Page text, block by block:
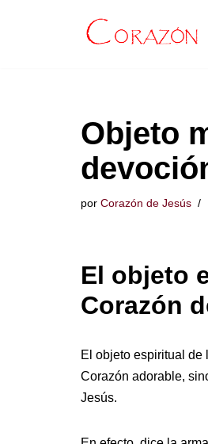
Objeto
por Corazón de Jesús
El objeto
Corazón
El objeto espiritual de
Corazón adorable,
Jesús.